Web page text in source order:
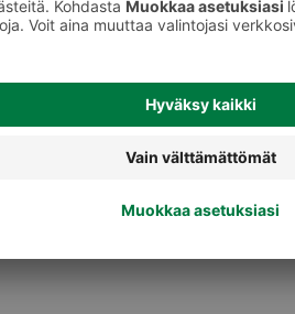
Vihannes- ja juuresmehut